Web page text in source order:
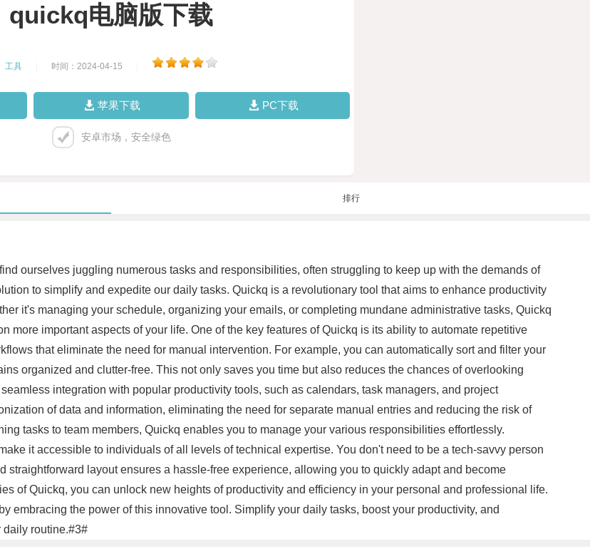
quickq电脑版下载
工具 时间：2024-04-15
苹果下载 PC下载
安卓市场，安全绿色
排行
ourselves juggling numerous tasks and responsibilities, often struggling to keep up with the demands of
to simplify and expedite our daily tasks. Quickq is a revolutionary tool that aims to enhance productivity
it's managing your schedule, organizing your emails, or completing mundane administrative tasks, Quickq
more important aspects of your life. One of the key features of Quickq is its ability to automate repetitive
that eliminate the need for manual intervention. For example, you can automatically sort and filter your
organized and clutter-free. This not only saves you time but also reduces the chances of overlooking
integration with popular productivity tools, such as calendars, task managers, and project
of data and information, eliminating the need for separate manual entries and reducing the risk of
tasks to team members, Quickq enables you to manage your various responsibilities effortlessly.
it accessible to individuals of all levels of technical expertise. You don't need to be a tech-savvy person
straightforward layout ensures a hassle-free experience, allowing you to quickly adapt and become
of Quickq, you can unlock new heights of productivity and efficiency in your personal and professional life.
embracing the power of this innovative tool. Simplify your daily tasks, boost your productivity, and
daily routine.#3#